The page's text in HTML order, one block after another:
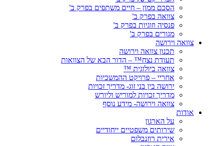
הסכם ממון – חיים משתפים בפרק ב'
צוואה בפרק ב'
פנסיה וזוגיות בפרק ב'
מגורים בפרק ב'
צוואה וירושה
תכנון צוואה וירושה
תעודת נצח™ – הדור הבא של הצוואות
צוואה ביולוגית ™
אחריי – פרויקט ההמשכיות
ירושה בין בני זוג- מדריך זכויות
מדריך זכויות למוריש וליורש
צוואה וירושה- מידע נוסף
אודות
על הארגון
שירותים משפטיים ייחודיים
אירית רוזנבלום